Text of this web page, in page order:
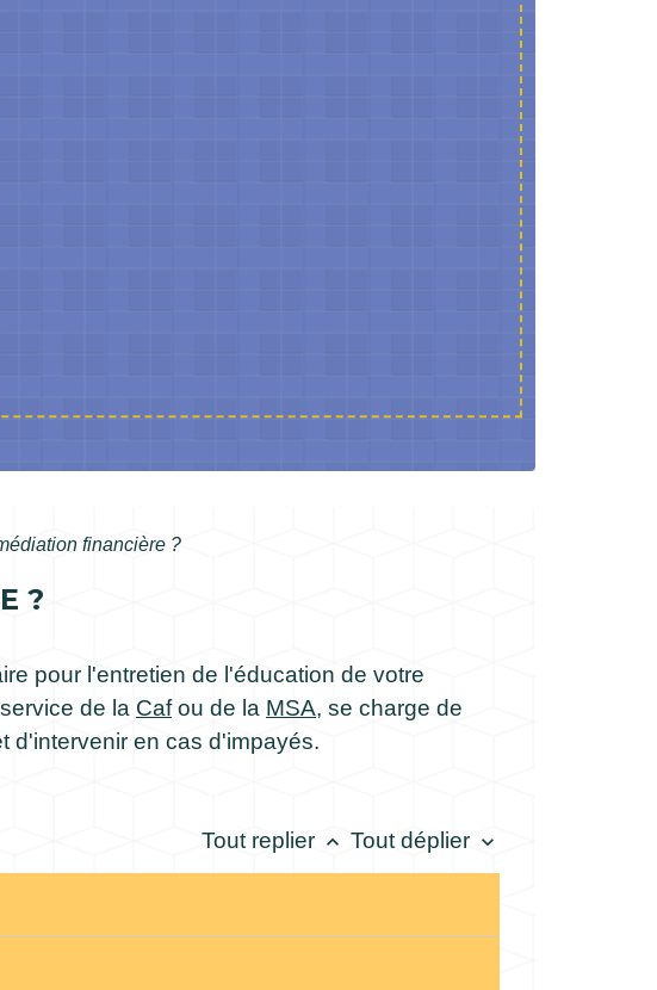
financière ?
?
pour l'entretien de l'éducation de votre
de la Cafou de la MSA, se charge de
d'intervenir en cas d'impayés.
Tout replier keyboard_arrow_up Tout déplier keyboard_arrow_down